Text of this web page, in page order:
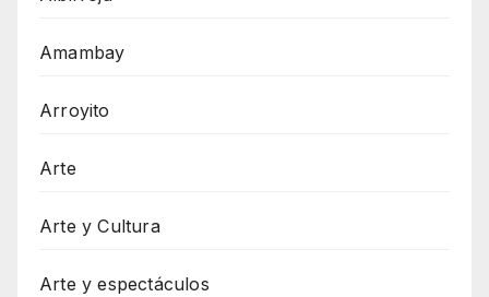
Amambay
Arroyito
Arte
Arte y Cultura
Arte y espectáculos